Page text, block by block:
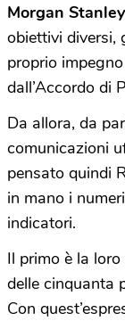
Morgan
obiettivi diversi,
proprio
dall’Accordo di
Da allora, da
comunicazioni
pensato quindi
in mano i
indicatori.
Il primo è la loro
delle cinquanta
Con